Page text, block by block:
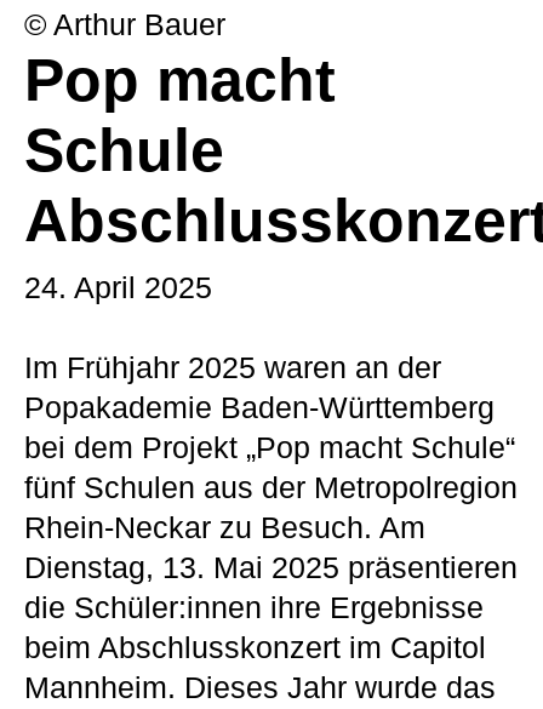
© Arthur Bauer
Pop macht
Schule
24. April 2025
Im Frühjahr 2025 waren an der
Popakademie Baden-Württemberg
bei dem Projekt „Pop macht Schule“
fünf Schulen aus der Metropolregion
Rhein-Neckar zu Besuch. Am
Dienstag, 13. Mai 2025 präsentieren
die Schüler:innen ihre Ergebnisse
beim Abschlusskonzert im Capitol
Mannheim. Dieses Jahr wurde das